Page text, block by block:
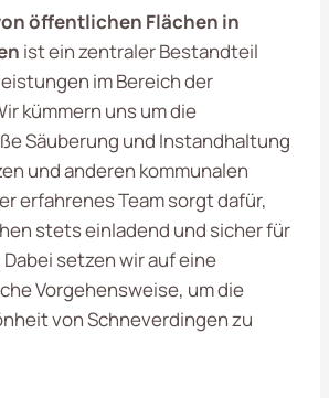
öffentlichen Flächen in
ist ein zentraler Bestandteil
im Bereich der
kümmern uns um die
Säuberung und Instandhaltung
und anderen kommunalen
erfahrenes Team sorgt dafür,
stets einladend und sicher für
setzen wir auf eine
Vorgehensweise, um die
von Schneverdingen zu